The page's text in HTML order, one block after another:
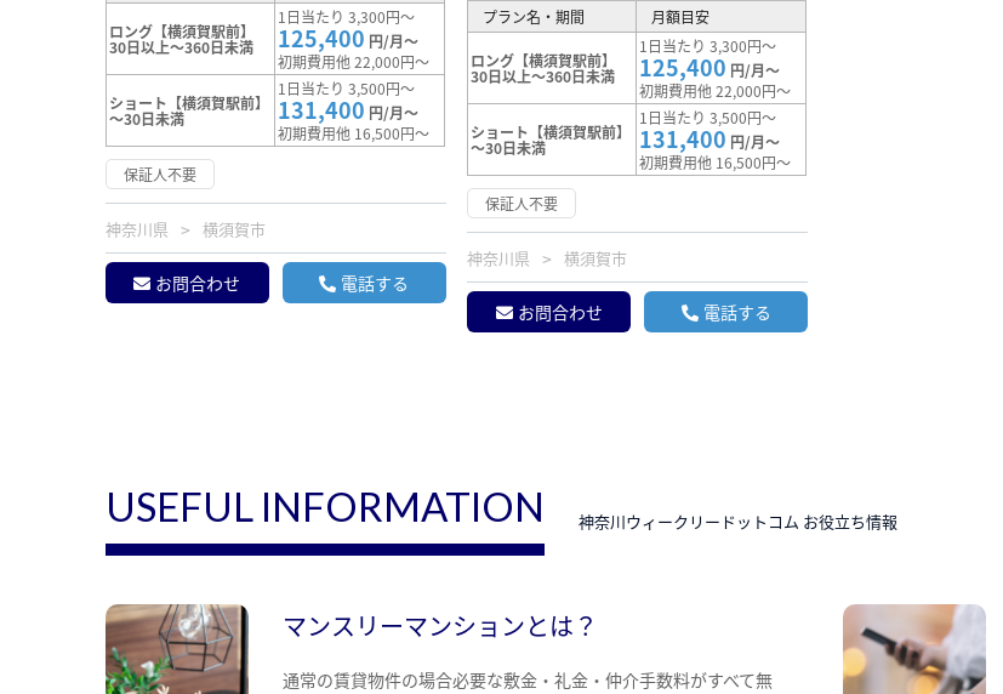
ロング【横須賀駅前】
30日以上～360日未満
1日当たり 3,300円～
125,400 円/月～
初期費用他 22,000円～
ショート【横須賀駅前】
～30日未満
1日当たり 3,500円～
131,400 円/月～
初期費用他 16,500円～
保証人不要
神奈川県 横須賀市
お問合わせ 電話する
プラン名・期間 月額目安
ロング【横須賀駅前】
30日以上～360日未満
1日当たり 3,300円～
125,400 円/月～
初期費用他 22,000円～
ショート【横須賀駅前】
～30日未満
1日当たり 3,500円～
131,400 円/月～
初期費用他 16,500円～
保証人不要
神奈川県 横須賀市
お問合わせ 電話する
USEFUL INFORMATION 神奈川ウィークリードットコム お役立ち情報
マンスリーマンションとは？
通常の賃貸物件の場合必要な敷金・礼金・仲介手数料がすべて無